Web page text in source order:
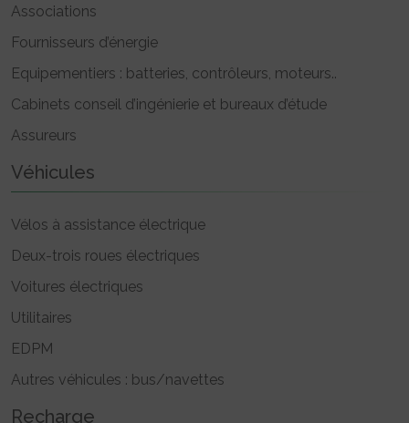
Associations
Fournisseurs d’énergie
Equipementiers : batteries, contrôleurs, moteurs..
Cabinets conseil d’ingénierie et bureaux d’étude
Assureurs
Véhicules
Vélos à assistance électrique
Deux-trois roues électriques
Voitures électriques
Utilitaires
EDPM
Autres véhicules : bus/navettes
Recharge